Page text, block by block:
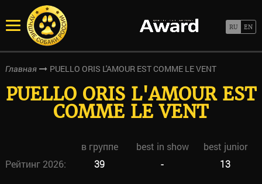
Главная PUELLO ORIS L'AMOUR EST COMME LE VENT
PUELLO ORIS L'AMOUR EST
COMME LE VENT
в группе best in show
best junior
Рейтинг 2026:
39 - 13